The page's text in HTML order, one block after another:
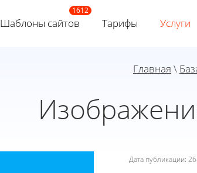
Шаблоны сайтов Тарифы Услуги
Главная \
Дата публикации: